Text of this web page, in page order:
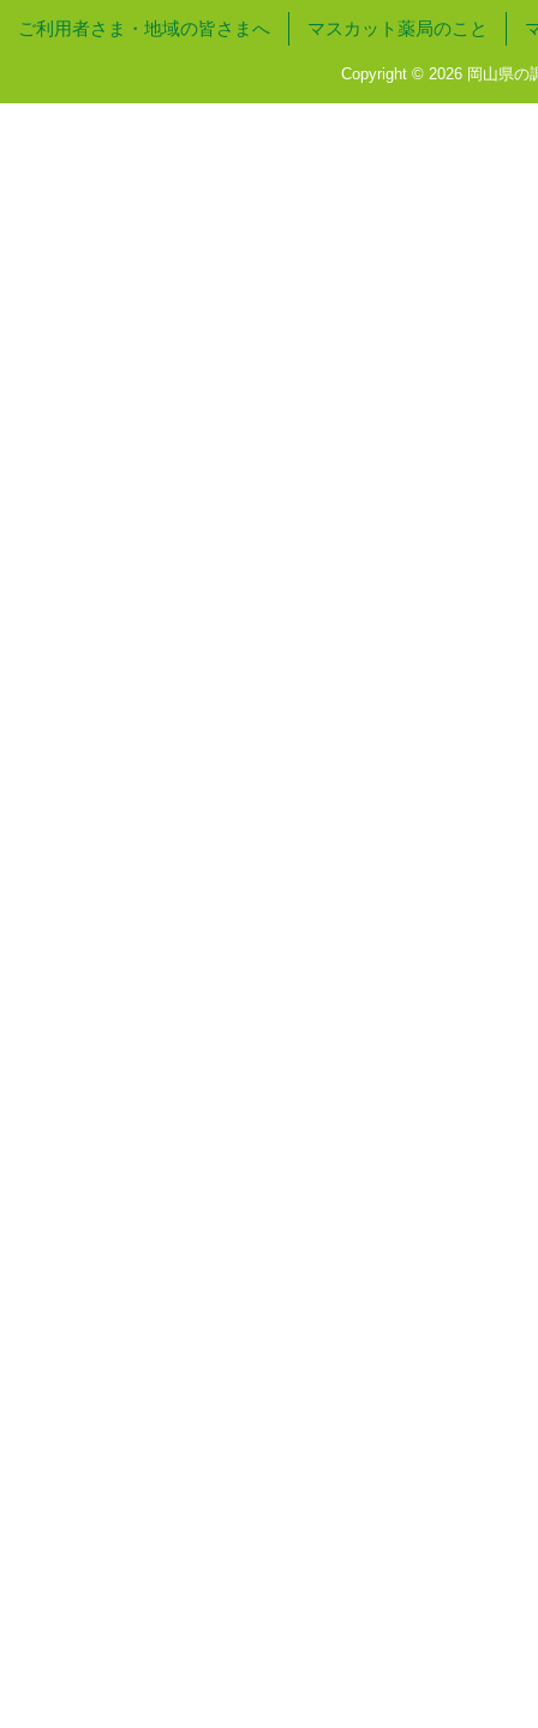
ご利用者さま・地域の皆さまへ マスカット薬局のこと
Copyright © 2026 岡山県の